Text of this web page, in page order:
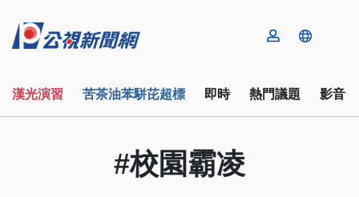
漢光演習 苦茶油苯駢芘超標 即時 熱門議題 影音
#校園霸凌